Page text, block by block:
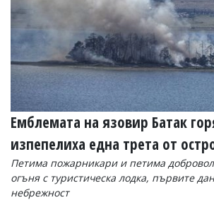
Емблемата на язовир Батак
изпепелиха една трета от
Петима пожарникари и петима
огъня с туристическа лодка, първите
небрежност